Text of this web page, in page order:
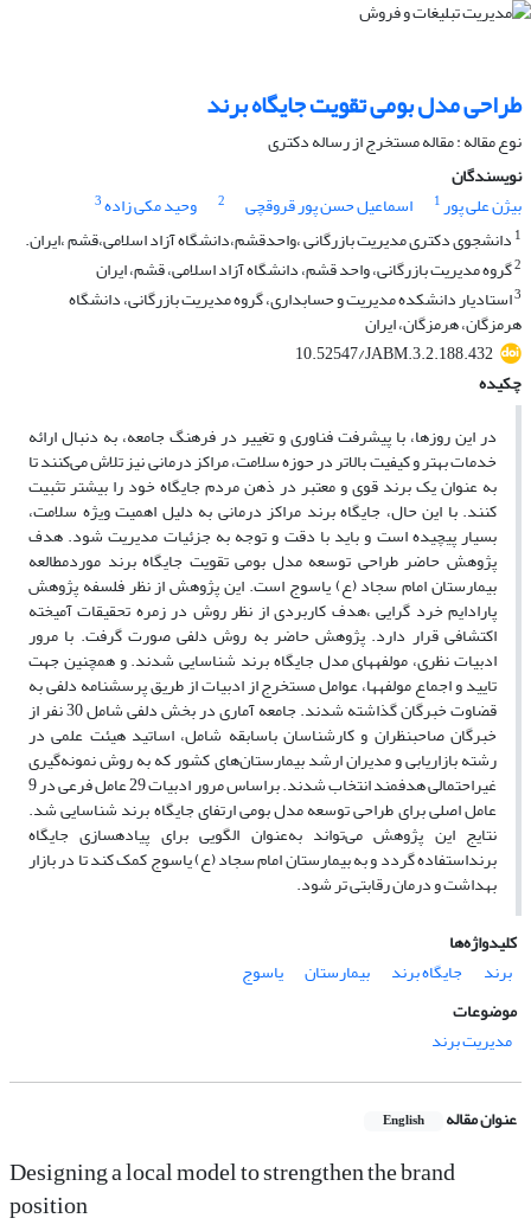
طراحی مدل بومی تقویت جایگاه برند
نوع مقاله : مقاله مستخرج از رساله دکتری
نویسندگان
بیژن علی پور1 اسماعیل حسن پور قروقچی 2 وحید مکی زاده3
1 دانشجوی دکتری مدیریت بازرگانی ،واحدقشم،دانشگاه آزاد اسلامی،قشم ،ایران.
2گروه مدیریت بازرگانی، واحد قشم، دانشگاه آزاد اسلامی، قشم، ایران
3استادیار دانشکده مدیریت و حسابداری، گروه مدیریت بازرگانی، دانشگاه
هرمزگان، هرمزگان، ایران
10.52547/JABM.3.2.188.432
چکیده
در این روزها، با پیشرفت فناوری و تغییر در فرهنگ جامعه، به دنبال ارائه
خدمات بهتر و کیفیت بالاتر در حوزه سلامت، مراکز درمانی نیز تلاش می‌کنند تا
به عنوان یک برند قوی و معتبر در ذهن مردم جایگاه خود را بیشتر تثبیت
کنند. با این حال، جایگاه برند مراکز درمانی به دلیل اهمیت ویژه سلامت،
بسیار پیچیده است و باید با دقت و توجه به جزئیات مدیریت شود. هدف
پژوهش حاضر طراحی توسعه مدل بومی تقویت جایگاه برند موردمطالعه
بیمارستان امام سجاد (ع) یاسوج است. این پژوهش از نظر فلسفه پژوهش
پارادایم خرد گرایی ،هدف کاربردی از نظر روش در زمره تحقیقات آمیخته
اکتشافی قرار دارد. پژوهش حاضر به روش دلفی صورت گرفت. با مرور
ادبیات نظری، مولفههای مدل جایگاه برند شناسایی شدند. ‌و همچنین جهت
تایید و اجماع مولفهها، عوامل مستخرج از ادبیات از طریق پرسشنامه دلفی به
قضاوت خبرگان گذاشته شدند. جامعه آماری در بخش دلفی شامل 30 نفر از
خبرگان صاحبنظران و کارشناسان باسابقه شامل، اساتید هیئت علمی در
رشته بازاریابی و مدیران ارشد بیمارستان‌های کشور که به روش نمونه‌گیری
غیراحتمالی هدفمند انتخاب شدند. براساس مرور ادبیات 29 عامل فرعی در 9
عامل اصلی برای طراحی توسعه مدل بومی ارتفای جایگاه برند شناسایی شد.
نتایج این پژوهش می‌تواند به‌عنوان الگویی برای پیادهسازی جایگاه
برنداستفاده گردد و به بیمارستان امام سجاد (ع) یاسوج کمک کند تا در بازار
بهداشت و درمان رقابتی تر شود.
کلیدواژه‌ها
برند
جایگاه برند بیمارستان
یاسوج
موضوعات
مدیریت برند
عنوان مقاله English
Designing a local model to strengthen the brand
position